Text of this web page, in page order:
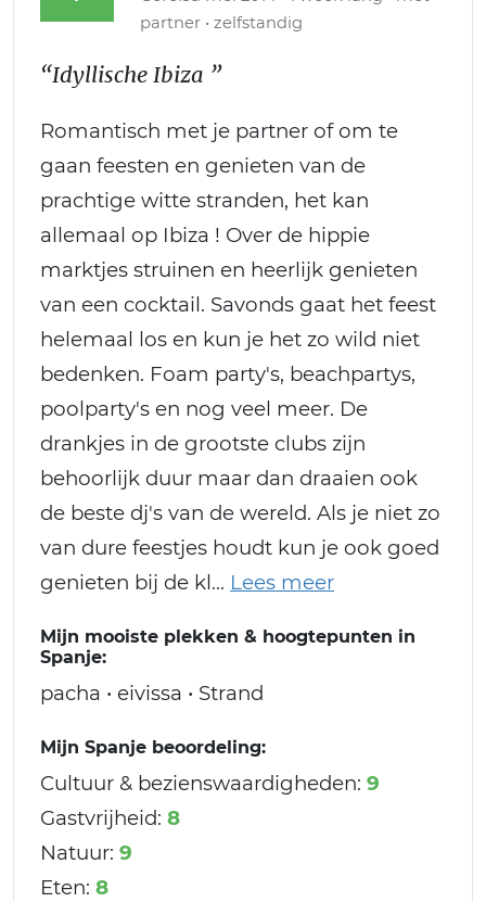
partner • zelfstandig
“Idyllische Ibiza ”
Romantisch met je partner of om te
gaan feesten en genieten van de
prachtige witte stranden, het kan
allemaal op Ibiza ! Over de hippie
marktjes struinen en heerlijk genieten
van een cocktail. Savonds gaat het feest
helemaal los en kun je het zo wild niet
bedenken. Foam party's, beachpartys,
poolparty's en nog veel meer. De
drankjes in de grootste clubs zijn
behoorlijk duur maar dan draaien ook
de beste dj's van de wereld. Als je niet zo
van dure feestjes houdt kun je ook goed
genieten bij de kl
Mijn mooiste plekken & hoogtepunten in
Spanje:
pacha • eivissa • Strand
Mijn Spanje beoordeling:
Cultuur & bezienswaardigheden: 9
Gastvrijheid: 8
Natuur: 9
Eten: 8